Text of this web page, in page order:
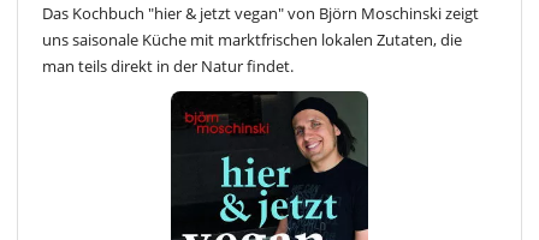
Das Kochbuch "hier & jetzt vegan" von Björn Moschinski zeigt
uns saisonale Küche mit marktfrischen lokalen Zutaten, die
man teils direkt in der Natur findet.